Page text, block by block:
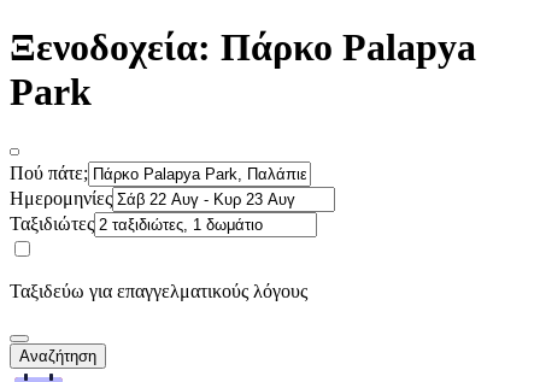
Ξενοδοχεία: Πάρκο Palapya
Park
Πού πάτε;
Ημερομηνίες
Ταξιδιώτες
Ταξιδεύω για επαγγελματικούς λόγους
Αναζήτηση